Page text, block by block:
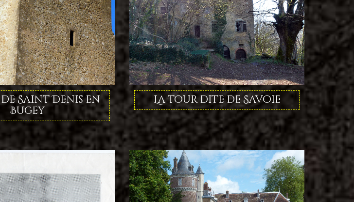
Saint Denis en
Bugey
La tour dite de Savoie